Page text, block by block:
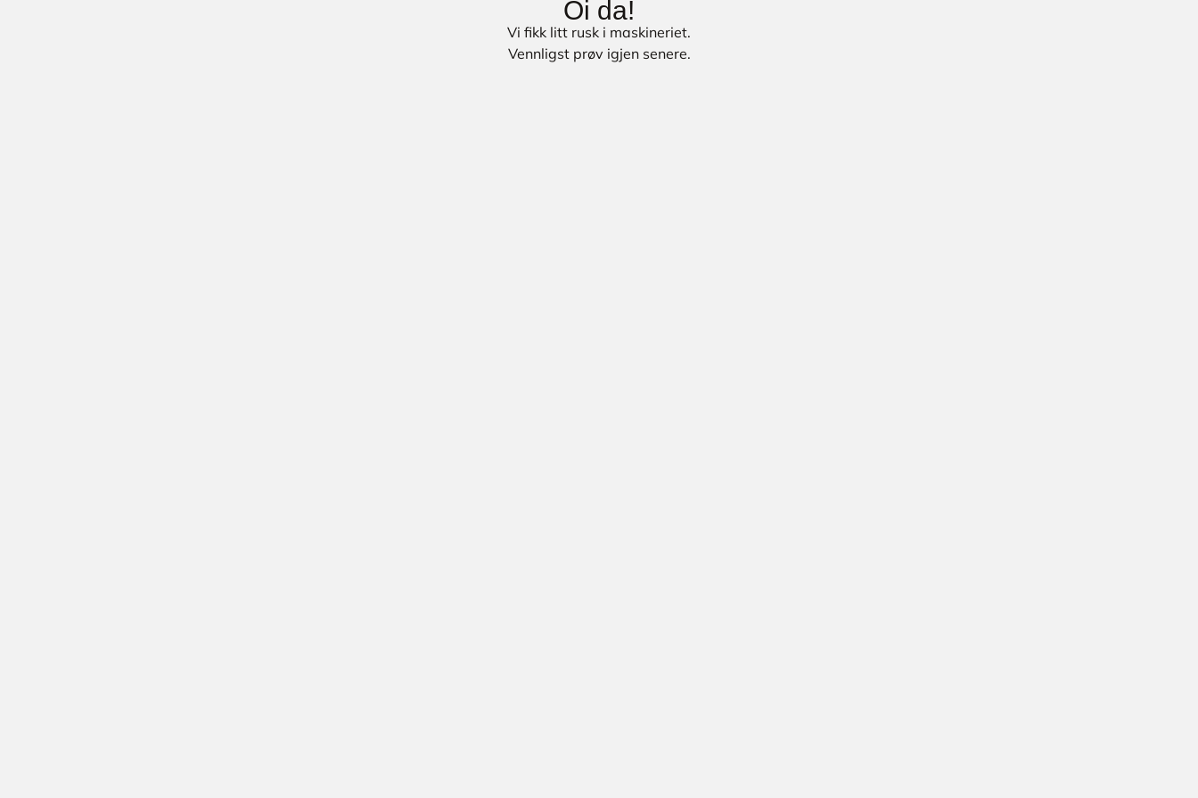
Oi da!
Vi fikk litt rusk i maskineriet.
Vennligst prøv igjen senere.